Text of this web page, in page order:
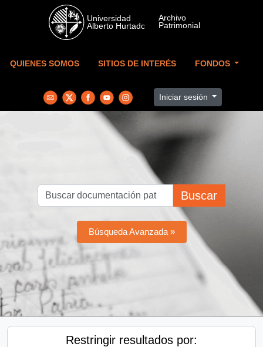
Skip to main content
QUIENES SOMOS SITIOS DE INTERÉS FONDOS
Iniciar sesión
Buscar
Búsqueda Avanzada »
Restringir resultados por: